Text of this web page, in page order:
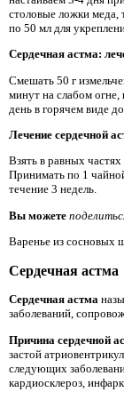
столовые ложки
по 50 мл для
Сердечная астма:
Смешать 50 г
минут на слабом
день в горячем виде
Лечение сердечной
Взять в равных
Принимать по 1
течение 3 недель.
Вы можете
Варенье из сосновых
Сердечная астма
Сердечная астма
заболеваний,
Причина сердечной
застой
следующих
кардиосклероз,